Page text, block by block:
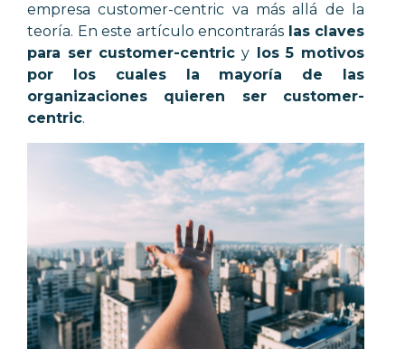
empresa customer-centric va más allá de la
teoría. En este artículo encontrarás las claves
para ser customer-centric y los 5 motivos
por los cuales la mayoría de las
organizaciones quieren ser customer-
centric.